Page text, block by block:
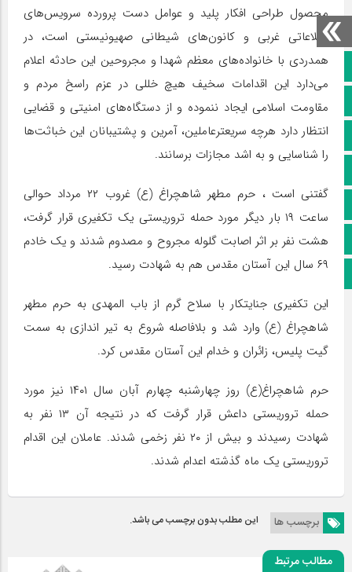
صفحه نخست
کانال سروش
کانال ایتا
اینستاگرام
پخش زنده
اپلیکیشن بیرق
محصول طراحی افکار پلید و عوامل دست پرورده سرویس‌های
اطلاعاتی غربی و کانون‌های شیطانی صهیونیستی است، در
همدردی با خانواده‌های معظم شهدا و مجروحین این حادثه اعلام
می‌دارد این اقدامات سخیف هیچ خللی در عزم راسخ مردم و
مقاومت اسلامی ایجاد ننموده و از دستگاه‌های امنیتی و قضایی
انتظار دارد هرچه سریعترعاملین، آمرین و پشتیبانان این خباثت‌ها
را شناسایی و به اشد مجازات برسانند.
گفتنی است ، حرم مطهر شاهچراغ (ع) غروب ۲۲ مرداد حوالی
ساعت ۱۹ بار دیگر مورد حمله تروریستی یک تکفیری قرار گرفت،
هشت نفر بر اثر اصابت گلوله مجروح و مصدوم شدند و یک خادم
۶۹ سال این آستان مقدس هم به شهادت رسید.
این تکفیری جنایتکار با سلاح گرم از باب المهدی به حرم مطهر
شاهچراغ (ع) وارد شد و بلافاصله شروع به تیر اندازی به سمت
گیت پلیس، زائران و خدام این آستان مقدس کرد.
حرم شاهچراغ(ع) روز چهارشنبه چهارم آبان سال ۱۴۰۱ نیز مورد
حمله تروریستی داعش قرار گرفت که در نتیجه آن ۱۳ نفر به
شهادت رسیدند و بیش از ۲۰ نفر زخمی شدند. عاملان این اقدام
تروریستی یک ماه گذشته اعدام شدند.
برچسب ها این مطلب بدون برچسب می باشد.
مطالب مرتبط